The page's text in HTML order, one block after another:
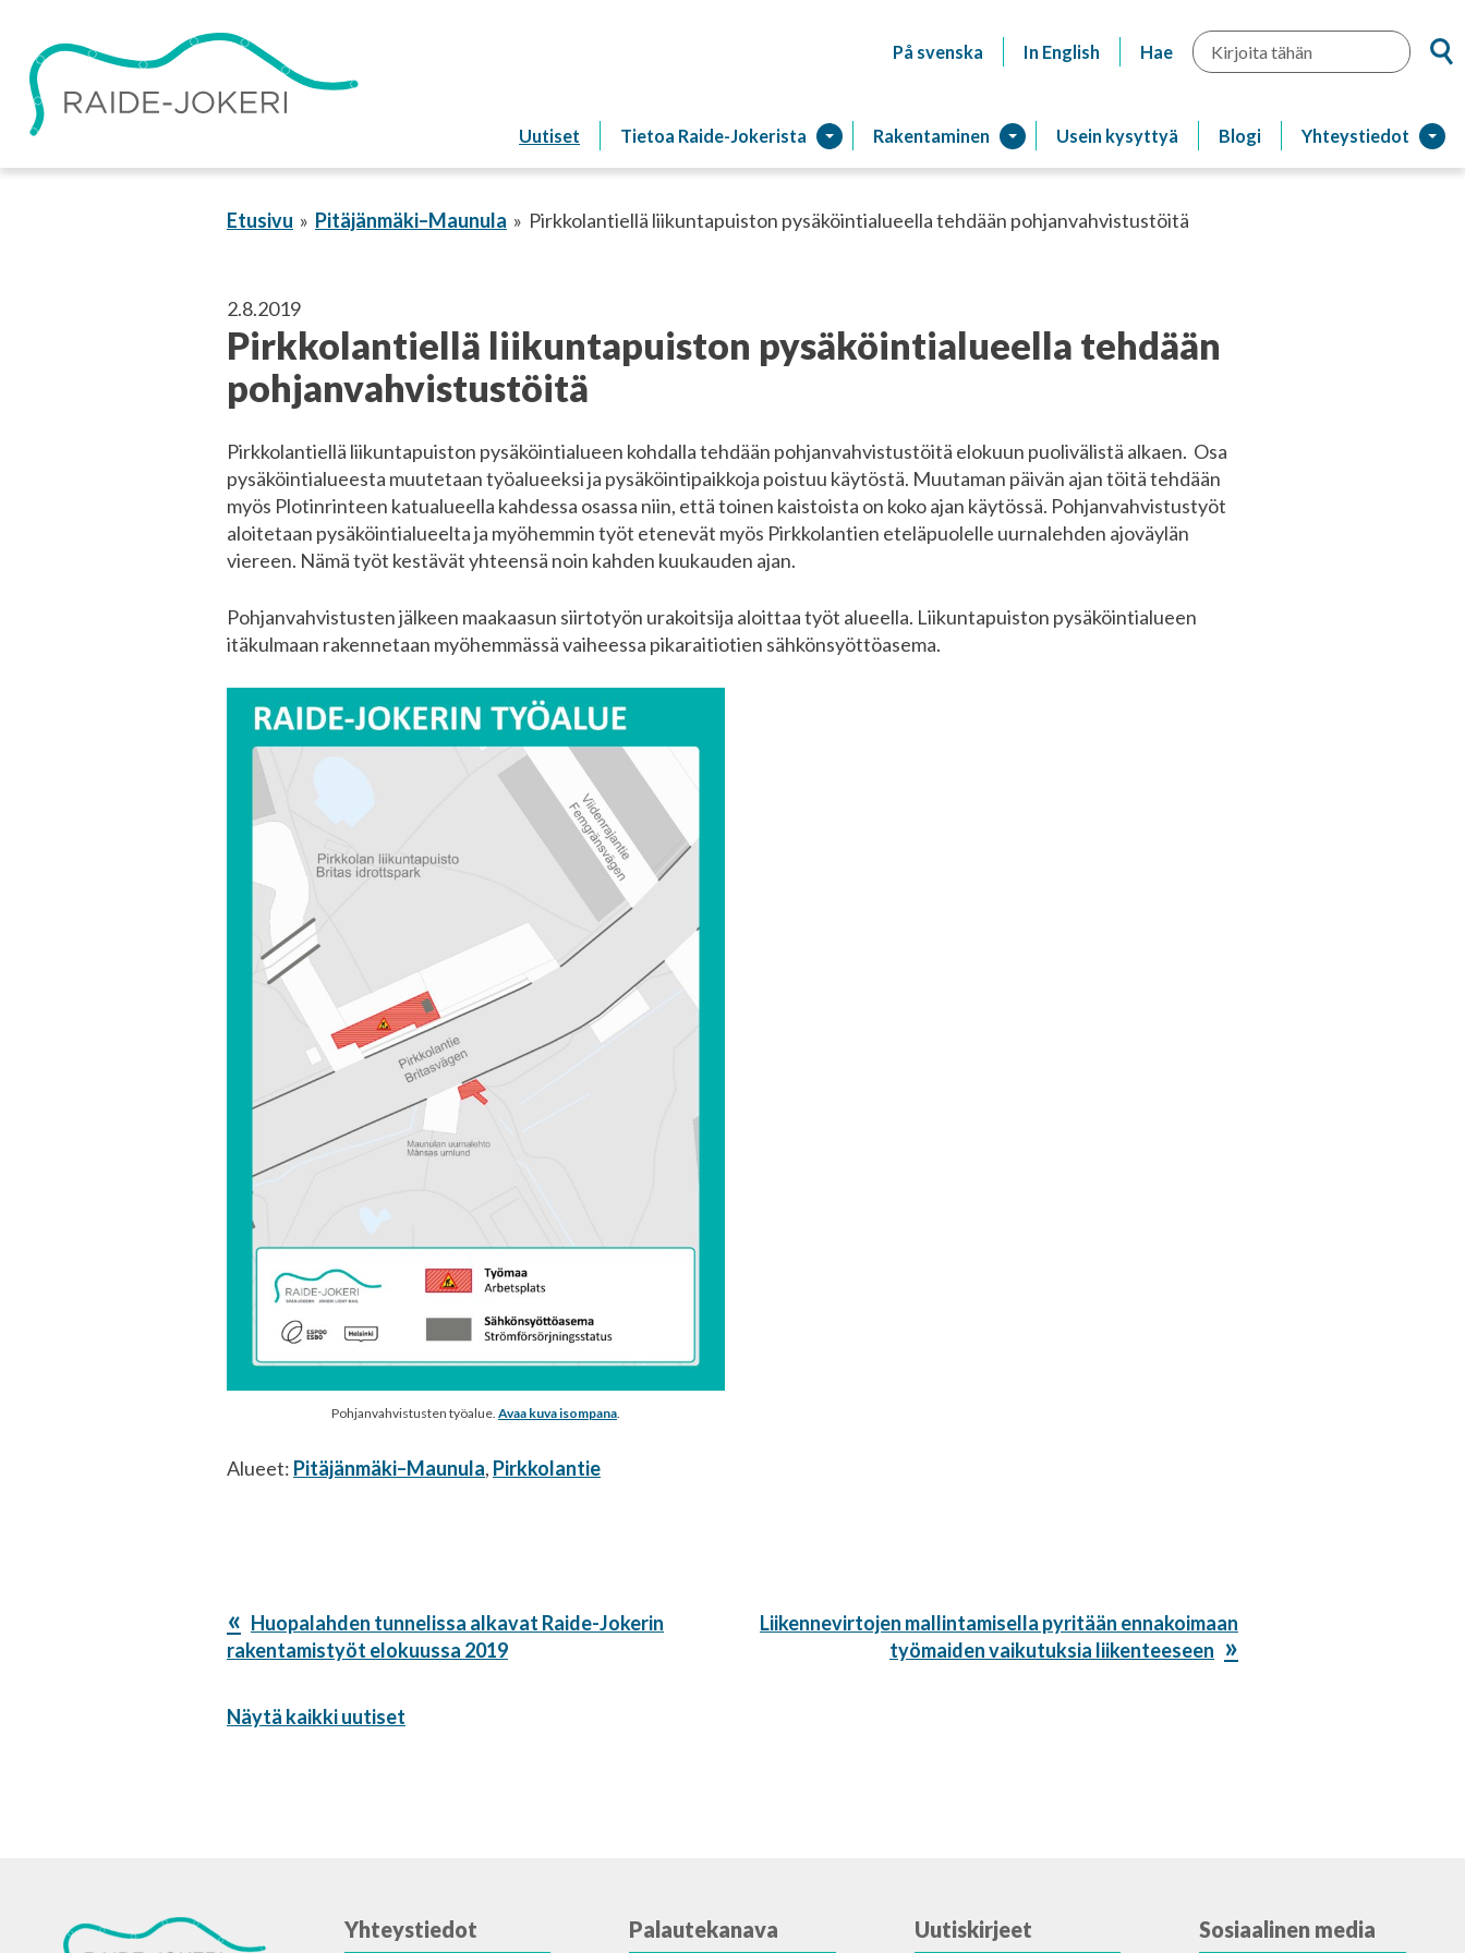
sisältöön
På svenska In English Hae Hae
Uutiset Tietoa Raide-Jokerista Raitiotien
Rakentaminen Usein kysyttyä Blogi Yhteystiedot
Etusivu Pitäjänmäki–Maunula Pirkkolantiellä liikuntapuiston pysäköintialueella tehdään pohjanvahvistustöitä
2.8.2019
Pirkkolantiellä liikuntapuiston pysäköintialueella tehdään
pohjanvahvistustöitä
Pirkkolantiellä liikuntapuiston pysäköintialueen kohdalla tehdään pohjanvahvistustöitä elokuun puolivälistä alkaen. Osa
pysäköintialueesta muutetaan työalueeksi ja pysäköintipaikkoja poistuu käytöstä. Muutaman päivän ajan töitä tehdään
myös Plotinrinteen katualueella kahdessa osassa niin, että toinen kaistoista on koko ajan käytössä. Pohjanvahvistustyöt
aloitetaan pysäköintialueelta ja myöhemmin työt etenevät myös Pirkkolantien eteläpuolelle uurnalehden ajoväylän
viereen. Nämä työt kestävät yhteensä noin kahden kuukauden ajan.
Pohjanvahvistusten jälkeen maakaasun siirtotyön urakoitsija aloittaa työt alueella. Liikuntapuiston pysäköintialueen
itäkulmaan rakennetaan myöhemmässä vaiheessa pikaraitiotien sähkönsyöttöasema.
Pohjanvahvistusten työalue. Avaa kuva isompana
Alueet: Pitäjänmäki–Maunula, Pirkkolantie
Edellinen
artikkeli:
Huopalahden tunnelissa alkavat Raide-Jokerin
rakentamistyöt elokuussa 2019
Seuraava
Liikennevirtojen mallintamisella pyritään ennakoimaan
työmaiden vaikutuksia liikenteeseen
Näytä kaikki uutiset
Yhteystiedot Palautekanava Uutiskirjeet Sosiaalinen media